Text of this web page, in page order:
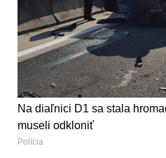
Na diaľnici D1 sa stala
museli odkloniť
Polícia